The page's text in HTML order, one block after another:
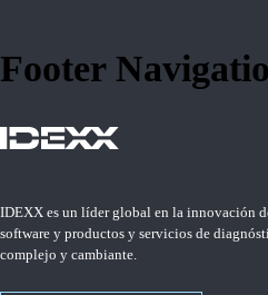
Footer
IDEXX es un líder global en la innovación
software y productos y servicios de
complejo y cambiante.